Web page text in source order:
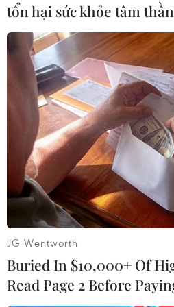
Hiện giá vàng trong nước
thế giới khoảng trên 1,5
tổn hại sức khỏe tâm
JG Wentworth
Buried In $10,000+ Of
Read Page 2 Before